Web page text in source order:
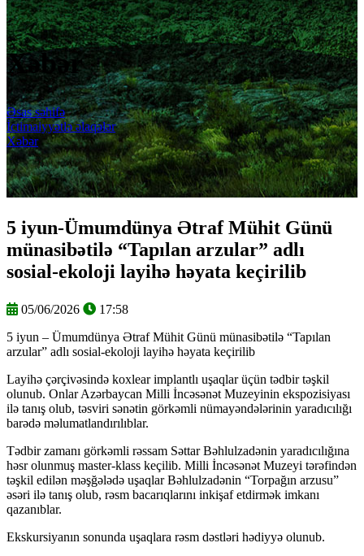
Xəbər
Əsas səhifə
İctimaiyyətlə əlaqələr
Xəbər
5 iyun-Ümumdünya Ətraf Mühit Günü
münasibətilə “Tapılan arzular” adlı
sosial-ekoloji layihə həyata keçirilib
05/06/2026
17:58
5 iyun – Ümumdünya Ətraf Mühit Günü münasibətilə “Tapılan
arzular” adlı sosial-ekoloji layihə həyata keçirilib
Layihə çərçivəsində koxlear implantlı uşaqlar üçün tədbir təşkil
olunub. Onlar Azərbaycan Milli İncəsənət Muzeyinin ekspozisiyası
ilə tanış olub, təsviri sənətin görkəmli nümayəndələrinin yaradıcılığı
barədə məlumatlandırılıblar.
Tədbir zamanı görkəmli rəssam Səttar Bəhlulzadənin yaradıcılığına
həsr olunmuş master-klass keçilib. Milli İncəsənət Muzeyi tərəfindən
təşkil edilən məşğələdə uşaqlar Bəhlulzadənin “Torpağın arzusu”
əsəri ilə tanış olub, rəsm bacarıqlarını inkişaf etdirmək imkanı
qazanıblar.
Ekskursiyanın sonunda uşaqlara rəsm dəstləri hədiyyə olunub.